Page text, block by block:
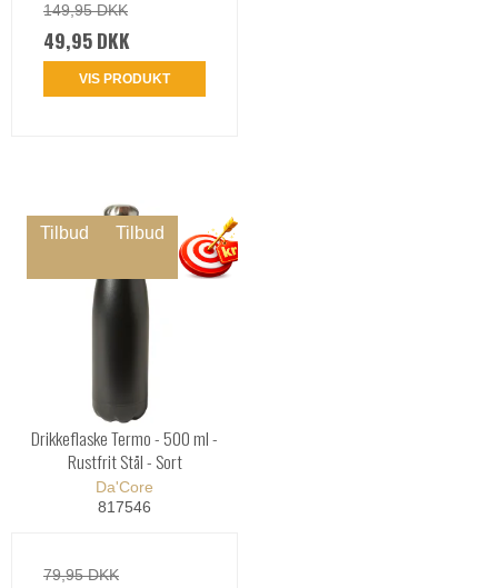
149,95 DKK
49,95 DKK
VIS PRODUKT
Tilbud Tilbud
Drikkeflaske Termo - 500 ml -
Rustfrit Stål - Sort
Da'Core
817546
79,95 DKK